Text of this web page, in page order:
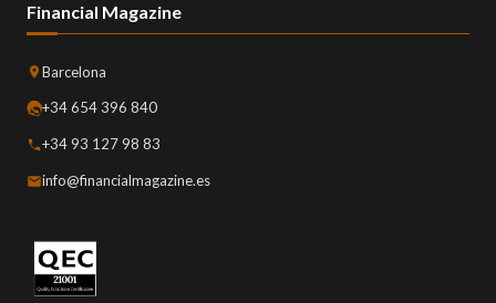
Financial Magazine
Barcelona
+34 654 396 840
+34 93 127 98 83
info@financialmagazine.es